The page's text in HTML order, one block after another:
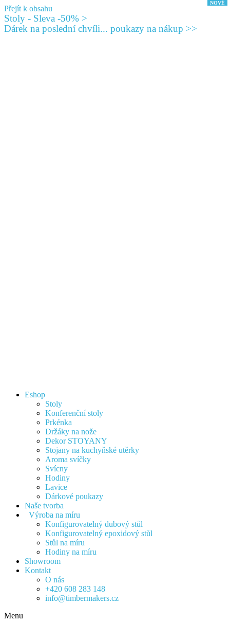
Přejít k obsahu
Stoly - Sleva -50% >
Dárek na poslední chvíli... poukazy na nákup >>
Eshop
Stoly
Konferenční stoly
Prkénka
Držáky na nože
Dekor STOYANY
Stojany na kuchyňské utěrky
Aroma svíčky
Svícny
Hodiny
Lavice
Dárkové poukazy
Naše tvorba
Výroba na míru
Konfigurovatelný dubový stůl
Konfigurovatelný epoxidový stůl
Stůl na míru
Hodiny na míru
Showroom
Kontakt
O nás
+420 608 283 148
info@timbermakers.cz
Menu